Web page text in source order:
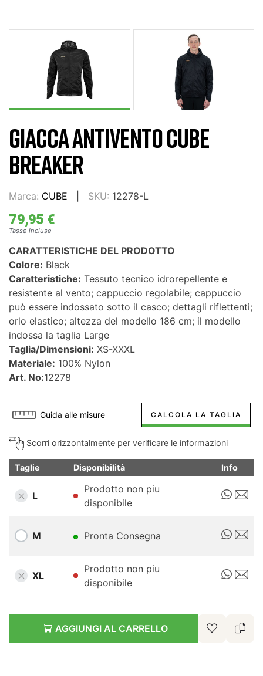
GIACCA ANTIVENTO CUBE
BREAKER
Marca: CUBE SKU: 12278-L
79,95 €
Tasse incluse
CARATTERISTICHE DEL PRODOTTO
Colore: Black
Caratteristiche: Tessuto tecnico idrorepellente e
resistente al vento; cappuccio regolabile; cappuccio
può essere indossato sotto il casco; dettagli riflettenti;
orlo elastico; altezza del modello 186 cm; il modello
indossa la taglia Large
Taglia/Dimensioni: XS-XXXL
Materiale: 100% Nylon
Art. No:12278
Guida alle misure CALCOLA LA TAGLIA
Scorri orizzontalmente per verificare le informazioni
Taglie Disponibilità Info
L
Prodotto non piu
disponibile
M Pronta Consegna
XL
Prodotto non piu
disponibile
AGGIUNGI AL CARRELLO